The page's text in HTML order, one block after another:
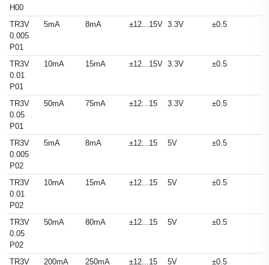
H00
TR3V
0.005
P01
5mA 8mA ±12...15V 3.3V ±0.5
TR3V
0.01
P01
10mA 15mA ±12...15V 3.3V ±0.5
TR3V
0.05
P01
50mA 75mA ±12...15 3.3V ±0.5
TR3V
0.005
P02
5mA 8mA ±12...15 5V ±0.5
TR3V
0.01
P02
10mA 15mA ±12...15 5V ±0.5
TR3V
0.05
P02
50mA 80mA ±12...15 5V ±0.5
TR3V
200mA 250mA ±12...15 5V ±0.5